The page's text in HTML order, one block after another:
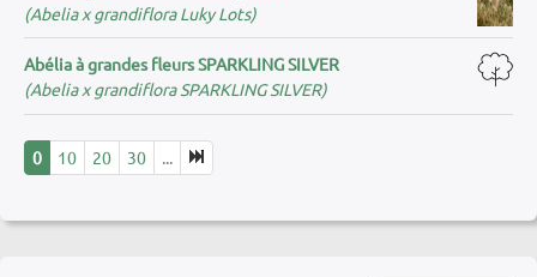
(Abelia x grandiflora Luky Lots)
Abélia à grandes fleurs SPARKLING SILVER
(Abelia x grandiflora SPARKLING SILVER)
0 10 20 30 ...